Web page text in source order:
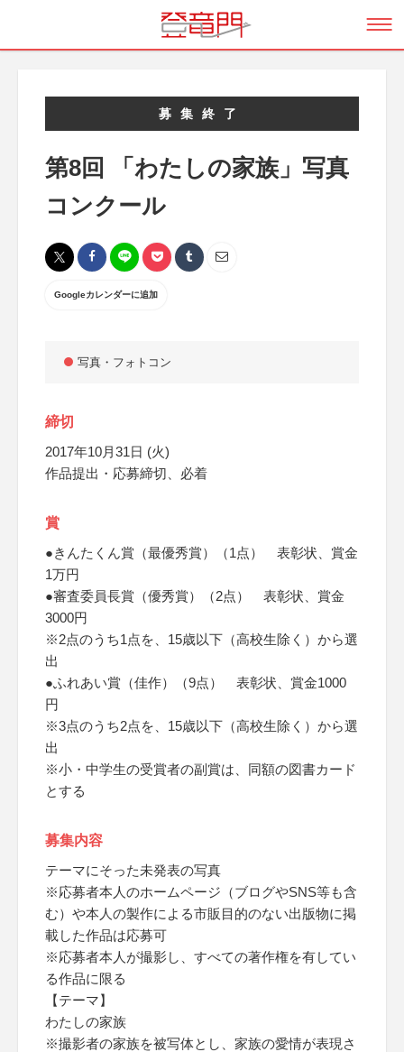
募集終了
第8回 「わたしの家族」写真
コンクール
Googleカレンダーに追加
写真・フォトコン
締切
2017年10月31日 (火)
作品提出・応募締切、必着
賞
●きんたくん賞（最優秀賞）（1点） 表彰状、賞金
1万円
●審査委員長賞（優秀賞）（2点） 表彰状、賞金
3000円
※2点のうち1点を、15歳以下（高校生除く）から選
出
●ふれあい賞（佳作）（9点） 表彰状、賞金1000
円
※3点のうち2点を、15歳以下（高校生除く）から選
出
※小・中学生の受賞者の副賞は、同額の図書カード
とする
募集内容
テーマにそった未発表の写真
※応募者本人のホームページ（ブログやSNS等も含
む）や本人の製作による市販目的のない出版物に掲
載した作品は応募可
※応募者本人が撮影し、すべての著作権を有してい
る作品に限る
【テーマ】
わたしの家族
※撮影者の家族を被写体とし、家族の愛情が表現さ